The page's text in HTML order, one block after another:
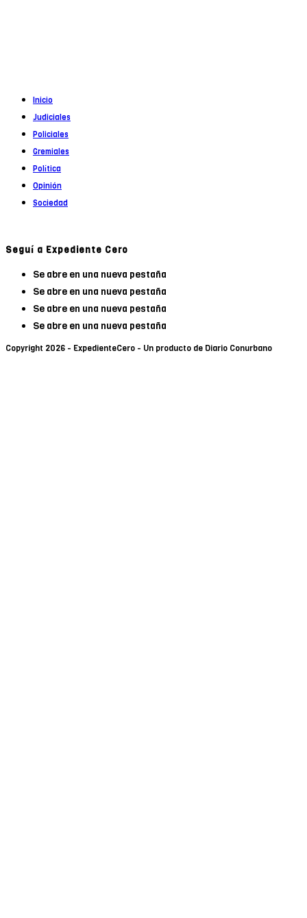
Inicio
Judiciales
Policiales
Gremiales
Política
Opinión
Sociedad
Seguí a Expediente Cero
Se abre en una nueva pestaña
Se abre en una nueva pestaña
Se abre en una nueva pestaña
Se abre en una nueva pestaña
Copyright 2026 - ExpedienteCero - Un producto de Diario Conurbano